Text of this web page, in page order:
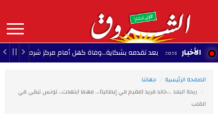
contenu
principal
MAIN
NAVIGATION الأخبار بعد تقدمه بشكاية...وفاة كهل أمام مركز شرطة حي النجاح
الصفحة الرئيسية
جهاتنا
ريحة البلاد ...خالد فريد (مقيم في إيطاليا)... مهما ابتعدت.. تونس تبقى في
القلب